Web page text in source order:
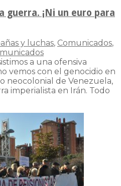
guerra. ¡Ni un euro para
y luchas, Comunicados,
a una ofensiva
vemos con el genocidio en
neocolonial de Venezuela,
imperialista en Irán. Todo